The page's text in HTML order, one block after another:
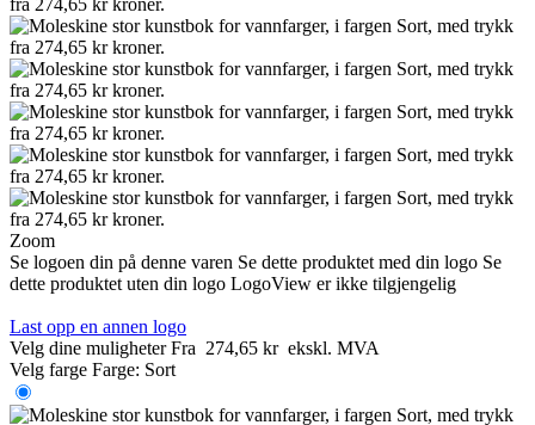
Zoom
Se logoen din på denne varen Se dette produktet med din logo Se
dette produktet uten din logo LogoView er ikke tilgjengelig
Last opp en annen logo
Velg dine muligheter Fra 274,65 kr ekskl. MVA
Velg farge Farge: Sort